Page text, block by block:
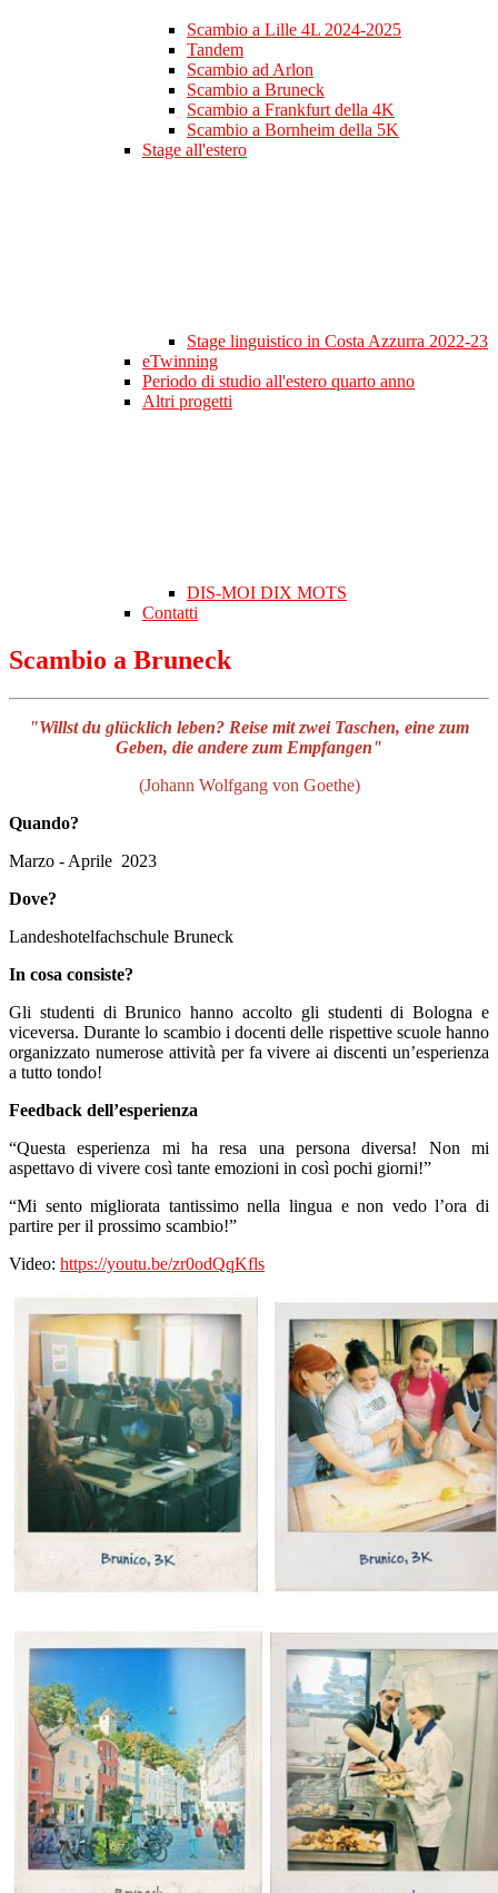
Scambio a Lille 4L 2024-2025
Tandem
Scambio ad Arlon
Scambio a Bruneck
Scambio a Frankfurt della 4K
Scambio a Bornheim della 5K
Stage all'estero
Stage linguistico in Costa Azzurra 2022-23
eTwinning
Periodo di studio all'estero quarto anno
Altri progetti
DIS-MOI DIX MOTS
Contatti
Scambio a Bruneck
"Willst du glücklich leben? Reise mit zwei Taschen, eine zum
Geben, die andere zum Empfangen"
(Johann Wolfgang von Goethe)
Quando?
Marzo - Aprile 2023
Dove?
Landeshotelfachschule Bruneck
In cosa consiste?
Gli studenti di Brunico hanno accolto gli studenti di Bologna e
viceversa. Durante lo scambio i docenti delle rispettive scuole hanno
organizzato numerose attività per fa vivere ai discenti un’esperienza
a tutto tondo!
Feedback dell’esperienza
“Questa esperienza mi ha resa una persona diversa! Non mi
aspettavo di vivere così tante emozioni in così pochi giorni!”
“Mi sento migliorata tantissimo nella lingua e non vedo l’ora di
partire per il prossimo scambio!”
Video: https://youtu.be/zr0odQqKfls